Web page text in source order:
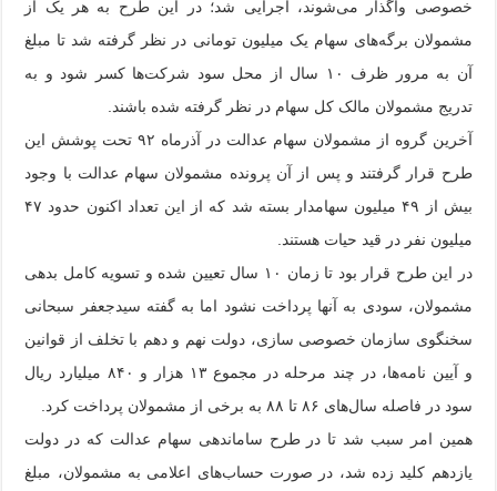
خصوصی واگذار می‌شوند، اجرایی شد؛ در این طرح به هر یک از
مشمولان برگه‌های سهام یک میلیون تومانی در نظر گرفته شد تا مبلغ
آن به مرور ظرف ۱۰ سال از محل سود شرکت‌ها کسر شود و به
تدریج مشمولان مالک کل سهام در نظر گرفته شده باشند.
آخرین گروه از مشمولان سهام عدالت در آذرماه ۹۲ تحت پوشش این
طرح قرار گرفتند و پس از آن پرونده مشمولان سهام عدالت با وجود
بیش از ۴۹ میلیون سهامدار بسته شد که از این تعداد اکنون حدود ۴۷
میلیون نفر در قید حیات هستند.
در این طرح قرار بود تا زمان ۱۰ سال تعیین شده و تسویه کامل بدهی
مشمولان، سودی به آنها پرداخت نشود اما به گفته سیدجعفر سبحانی
سخنگوی سازمان خصوصی سازی، دولت نهم و دهم با تخلف از قوانین
و آیین نامه‌ها، در چند مرحله در مجموع ۱۳ هزار و ۸۴۰ میلیارد ریال
سود در فاصله سال‌های ۸۶ تا ۸۸ به برخی از مشمولان پرداخت کرد.
همین امر سبب شد تا در طرح ساماندهی سهام عدالت که در دولت
یازدهم کلید زده شد، در صورت حساب‌های اعلامی به مشمولان، مبلغ